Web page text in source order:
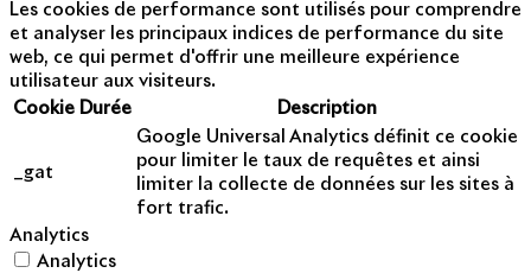
Les cookies de performance sont utilisés pour comprendre
et analyser les principaux indices de performance du site
web, ce qui permet d'offrir une meilleure expérience
utilisateur aux visiteurs.
Cookie Durée Description
_gat
Google Universal Analytics définit ce cookie
pour limiter le taux de requêtes et ainsi
limiter la collecte de données sur les sites à
fort trafic.
Analytics
Analytics